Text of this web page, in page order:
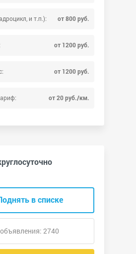
и т.п.): от 800 руб.
от 1200 руб.
от 1200 руб.
от 20 руб./км.
в списке
2740